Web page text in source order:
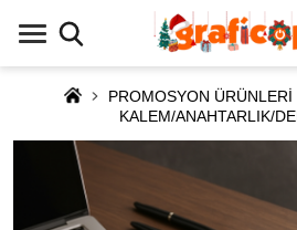
PROMOSYON ÜRÜNLERİ
KALEM/ANAHTARLIK/